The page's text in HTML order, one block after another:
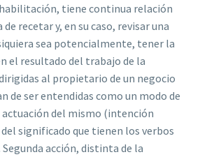
tiene continua relación
recetar y, en su caso, revisar una
sea potencialmente, tener la
el resultado del trabajo de la
al propietario de un negocio
de ser entendidas como un modo de
del mismo (intención
significado que tienen los verbos
acción, distinta de la